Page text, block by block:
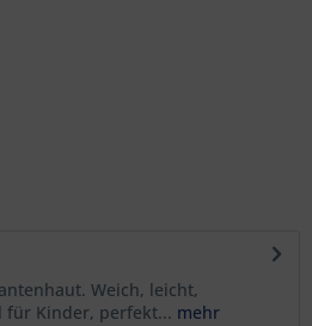
Weich, leicht,
für Kinder, perfekt... mehr